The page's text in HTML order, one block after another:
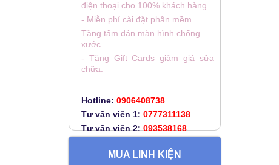
điện thoại cho 100% khách hàng.
- Miễn phí cài đặt phần mềm.
Tặng tấm dán màn hình chống
xước.
- Tặng Gift Cards giảm giá sửa
chữa.
Hotline: 0906408738
Tư vấn viên 1: 0777311138
Tư vấn viên 2: 093538168
MUA LINH KIỆN